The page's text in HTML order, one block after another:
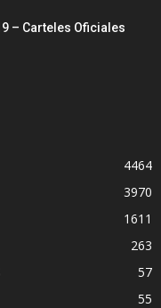
– Carteles Oficiales
4464
3970
1611
263
57
55